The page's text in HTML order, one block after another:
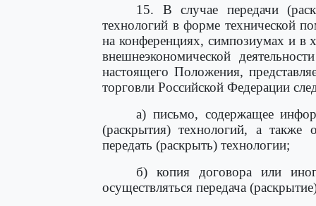
15. В случае передачи
технологий в форме технической
на конференциях, симпозиумах и в
внешнеэкономической
настоящего Положения,
торговли Российской Федерации
а) письмо, содержащее
(раскрытия) технологий, а также
передать (раскрыть) технологии;
б) копия договора или
осуществляться передача